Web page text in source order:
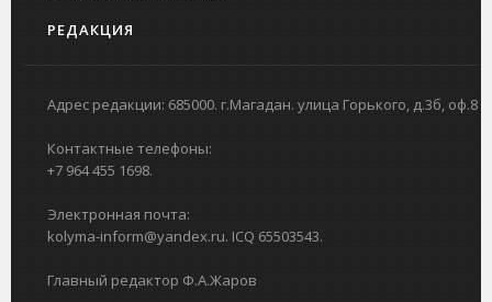
РЕДАКЦИЯ
Адрес редакции: 685000. г.Магадан. улица Горького, д.3б, оф.8
Контактные телефоны:
+7 964 455 1698.
Электронная почта:
kolyma-inform@yandex.ru. ICQ 65503543.
Главный редактор Ф.А.Жаров